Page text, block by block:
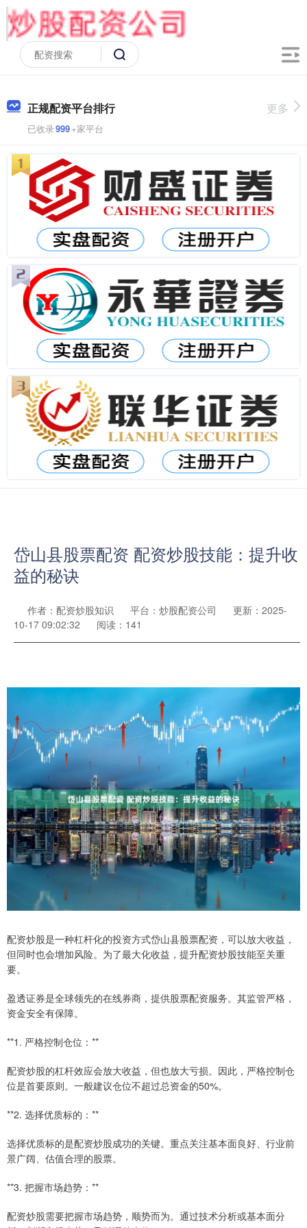
正规配资平台排行
已收录999+家平台
更多
岱山县股票配资 配资炒股技能：提升收
益的秘诀
作者：配资炒股知识 平台：炒股配资公司
更新：2025-
10-17 09:02:32
阅读：141
配资炒股是一种杠杆化的投资方式岱山县股票配资，可以放大收益，
但同时也会增加风险。为了最大化收益，提升配资炒股技能至关重
要。
盈透证券是全球领先的在线券商，提供股票配资服务。其监管严格，
资金安全有保障。
**1. 严格控制仓位：**
配资炒股的杠杆效应会放大收益，但也放大亏损。因此，严格控制仓
位是首要原则。一般建议仓位不超过总资金的50%。
**2. 选择优质标的：**
选择优质标的是配资炒股成功的关键。重点关注基本面良好、行业前
景广阔、估值合理的股票。
**3. 把握市场趋势：**
配资炒股需要把握市场趋势，顺势而为。通过技术分析或基本面分